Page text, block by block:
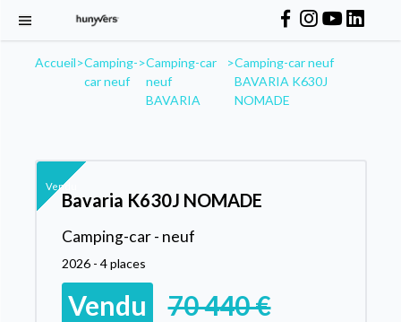
Accueil>Camping-
car neuf
>Camping-car
neuf
BAVARIA
>Camping-car neuf
BAVARIA K630J
NOMADE
Vendu
Bavaria K630J NOMADE
Camping-car - neuf
2026 - 4 places
Vendu 70 440 €